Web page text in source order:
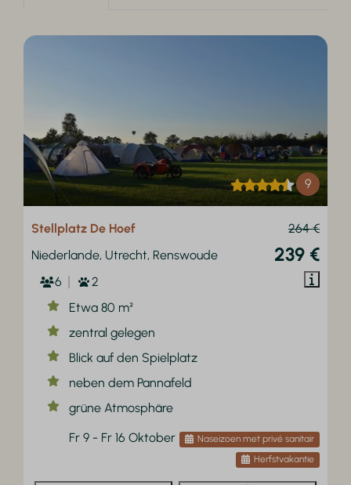
9
264 €
239 €
Stellplatz De Hoef
Niederlande, Utrecht, Renswoude
6
2
Etwa 80 m²
zentral gelegen
Blick auf den Spielplatz
neben dem Pannafeld
grüne Atmosphäre
Fr 9 - Fr 16 Oktober
Naseizoen met privé sanitair
Herfstvakantie